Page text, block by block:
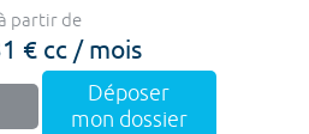
partir de
€ cc / mois
Déposer
mon dossier